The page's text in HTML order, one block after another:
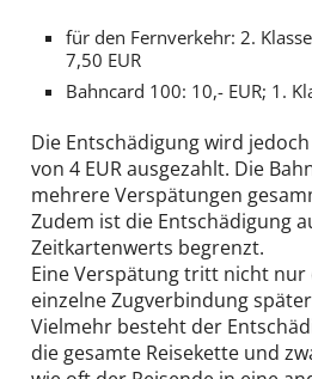
für den Fernverkehr: 2.
7,50 EUR
Bahncard 100: 10,- EUR; 1.
Die Entschädigung wird
von 4 EUR ausgezahlt. Die
mehrere Verspätungen
Zudem ist die Entschädigung
Zeitkartenwerts begrenzt.
Eine Verspätung tritt nicht nur
einzelne Zugverbindung
Vielmehr besteht der
die gesamte Reisekette und